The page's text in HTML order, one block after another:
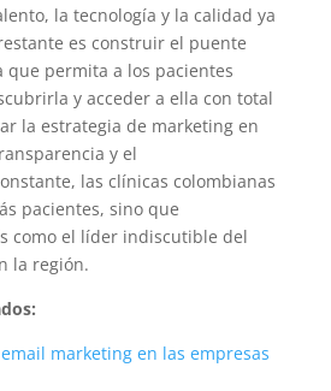
la tecnología y la calidad ya
es construir el puente
que permita a los pacientes
y acceder a ella con total
la estrategia de marketing en
y el
las clínicas colombianas
pacientes, sino que
como el líder indiscutible del
la región.
marketing en las empresas